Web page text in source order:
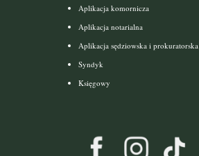
Aplikacja komornicza
Aplikacja notarialna
Aplikacja sędziowska i prokuratorska
Syndyk
Księgowy